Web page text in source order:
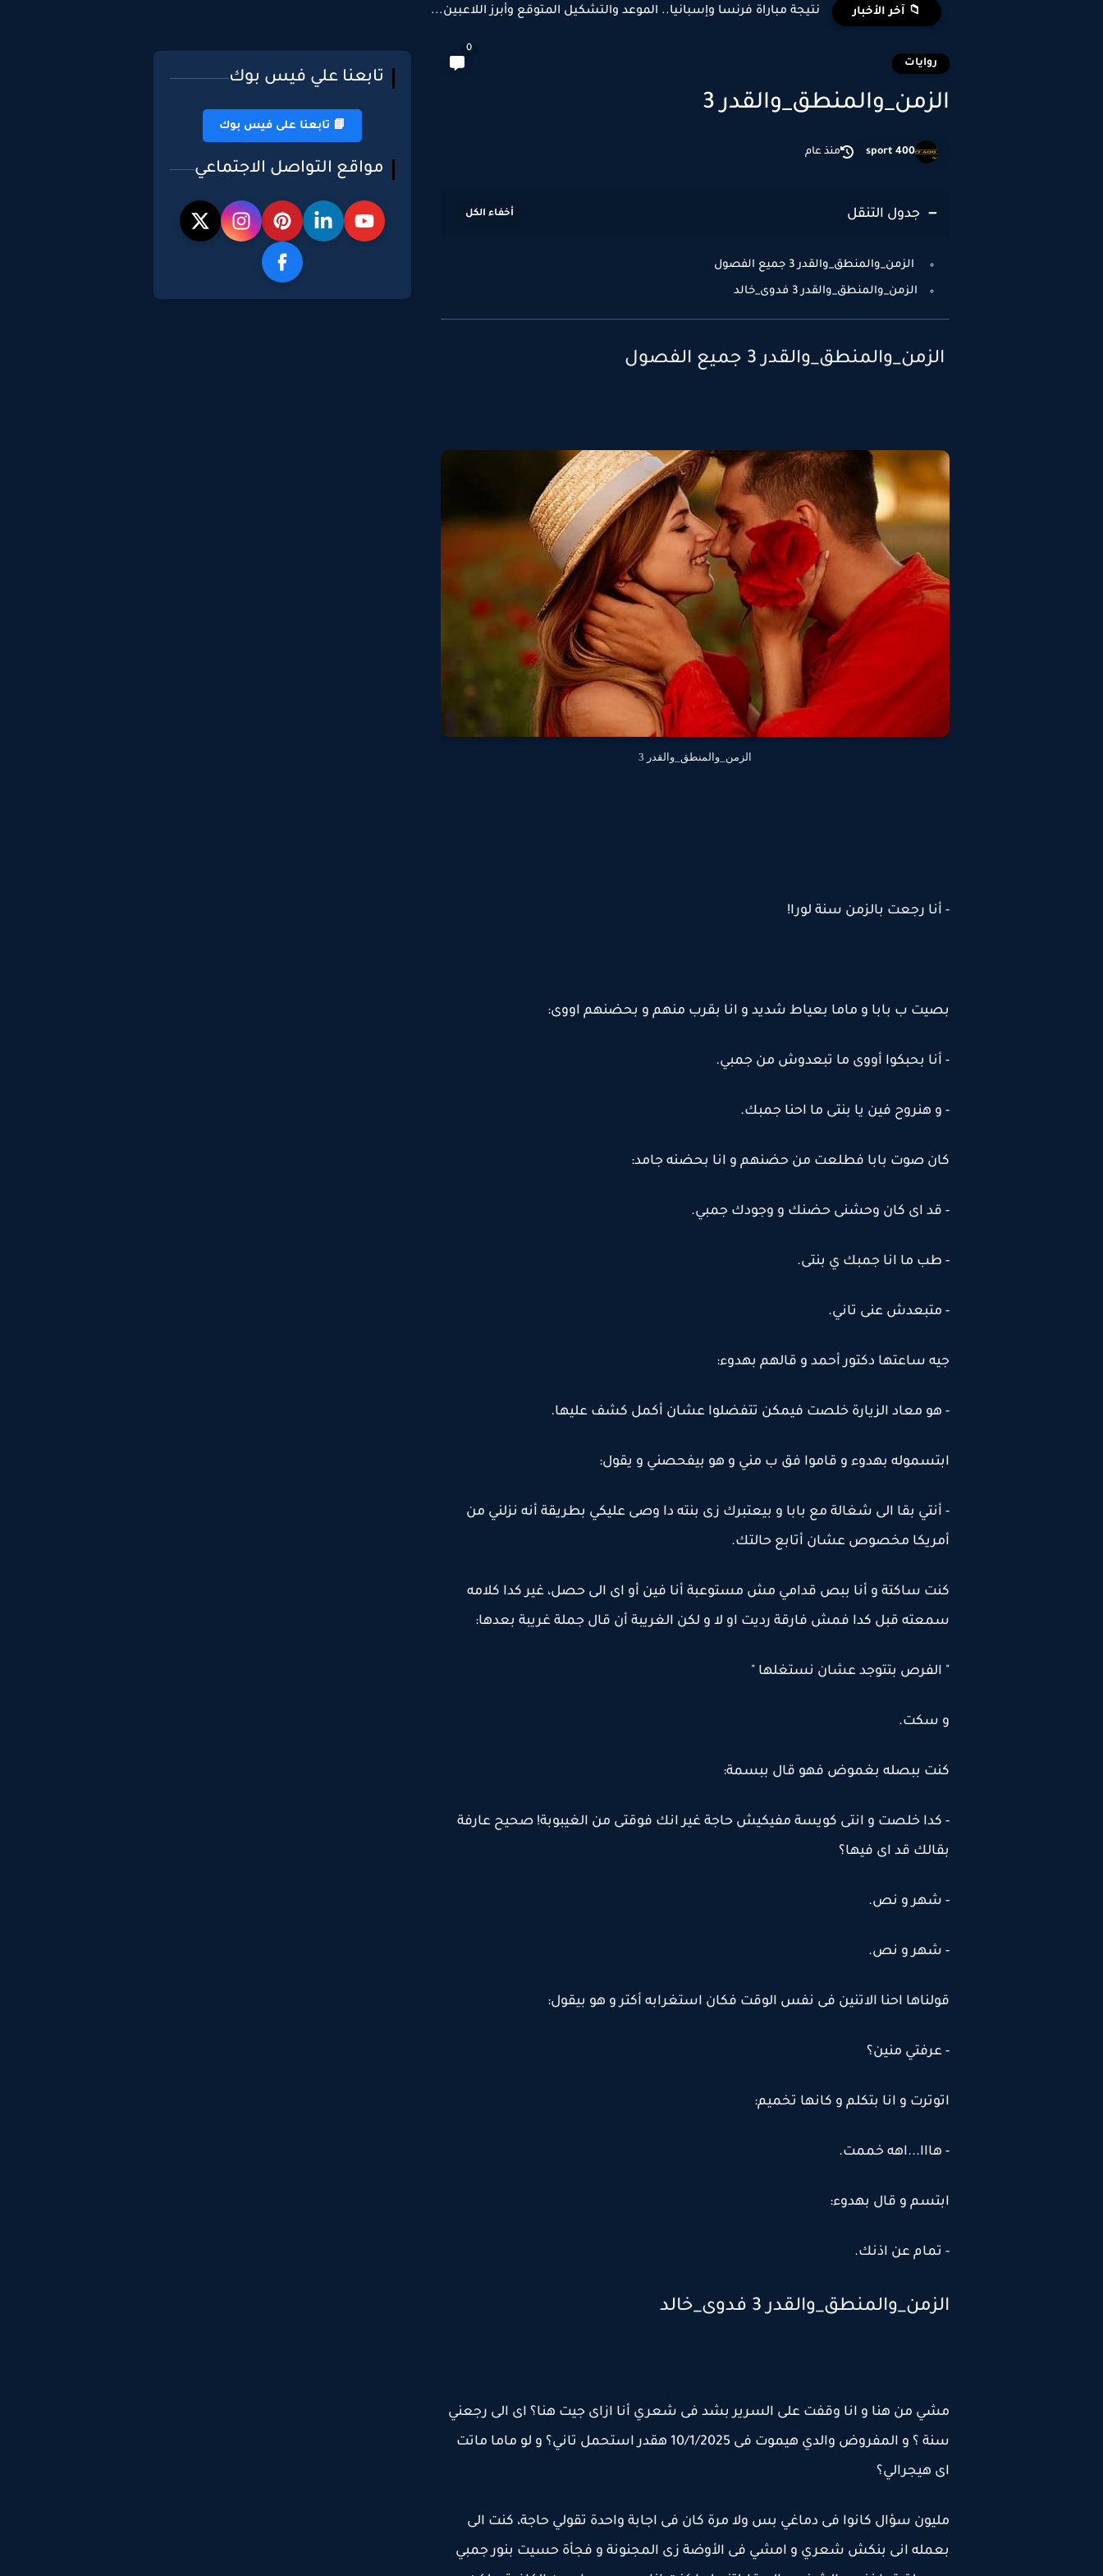
📁 آخر الأخبار نتيجة مباراة فرنسا وإسبانيا.. الموعد والتشكيل المتوقع وأبرز اللاعبين...
روايات
0
الزمن_والمنطق_والقدر 3
sport 400 منذ عام
جدول التنقل
الزمن_والمنطق_والقدر 3 جميع الفصول
الزمن_والمنطق_والقدر 3 فدوى_خالد
الزمن_والمنطق_والقدر 3 جميع الفصول
الزمن_والمنطق_والقدر 3
- أنا رجعت بالزمن سنة لورا!
بصيت ب بابا و ماما بعياط شديد و انا بقرب منهم و بحضنهم اووى:
- أنا بحبكوا أووى ما تبعدوش من جمبي.
- و هنروح فين يا بنتى ما احنا جمبك.
كان صوت بابا فطلعت من حضنهم و انا بحضنه جامد:
- قد اى كان وحشنى حضنك و وجودك جمبي.
- طب ما انا جمبك ي بنتى.
- متبعدش عنى تاني.
جيه ساعتها دكتور أحمد و قالهم بهدوء:
- هو معاد الزيارة خلصت فيمكن تتفضلوا عشان أكمل كشف عليها.
ابتسموله بهدوء و قاموا فق ب مني و هو بيفحصني و يقول:
- أنتي بقا الى شغالة مع بابا و بيعتبرك زى بنته دا وصى عليكي بطريقة أنه نزلني من
أمريكا مخصوص عشان أتابع حالتك.
كنت ساكتة و أنا ببص قدامي مش مستوعبة أنا فين أو اى الى حصل، غير كدا كلامه
سمعته قبل كدا فمش فارقة رديت او لا و لكن الغريبة أن قال جملة غريبة بعدها:
" الفرص بتتوجد عشان نستغلها "
و سكت.
كنت ببصله بغموض فهو قال ببسمة:
- كدا خلصت و انتى كويسة مفيكيش حاجة غير انك فوقتى من الغيبوبة! صحيح عارفة
بقالك قد اى فيها؟
- شهر و نص.
- شهر و نص.
قولناها احنا الاتنين فى نفس الوقت فكان استغرابه أكتر و هو بيقول:
- عرفتي منين؟
اتوترت و انا بتكلم و كانها تخميم:
- هااا...اهه خممت.
ابتسم و قال بهدوء:
- تمام عن اذنك.
الزمن_والمنطق_والقدر 3 فدوى_خالد
مشي من هنا و انا وقفت على السرير بشد فى شعري أنا ازاى جيت هنا؟ اى الى رجعني
سنة ؟ و المفروض والدي هيموت فى 10/1/2025 هقدر استحمل تاني؟ و لو ماما ماتت
اى هيجرالي؟
مليون سؤال كانوا فى دماغي بس ولا مرة كان فى اجابة واحدة تقولي حاجة، كنت الى
بعمله انى بنكش شعري و امشي فى الأوضة زى المجنونة و فجأة حسيت بنور جمبي
تابعنا علي فيس بوك
📘 تابعنا على فيس بوك
مواقع التواصل الاجتماعي